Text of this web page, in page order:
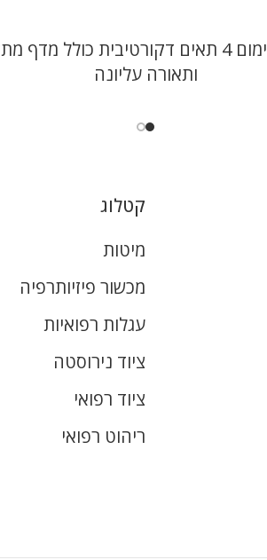
עגלת חימום 4 תאים דקורטיבית כולל מדף
ותאורה עליונה
קטלוג
מיטות
מכשור פיזיותרפיה
עגלות רפואיות
ציוד נירוסטה
ציוד רפואי
ריהוט רפואי